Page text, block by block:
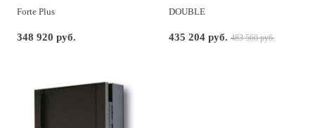
Forte Plus
348 920 руб.
DOUBLE
435 204 руб. 483 560 руб.